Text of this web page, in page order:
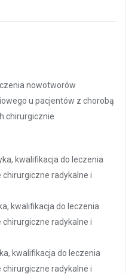
nowotworów
u pacjentów z chorobą
chirurgicznie
kwalifikacja do leczenia
radykalne i
kwalifikacja do leczenia
radykalne i
kwalifikacja do leczenia
radykalne i